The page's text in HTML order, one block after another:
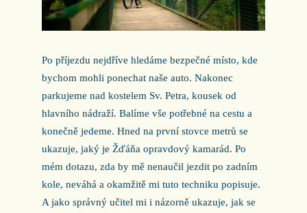
Po příjezdu nejdříve hledáme bezpečné místo, kde
bychom mohli ponechat naše auto. Nakonec
parkujeme nad kostelem Sv. Petra, kousek od
hlavního nádraží. Balíme vše potřebné na cestu a
konečně jedeme. Hned na první stovce metrů se
ukazuje, jaký je Žďáňa opravdový kamarád. Po
mém dotazu, zda by mě nenaučil jezdit po zadním
kole, neváhá a okamžitě mi tuto techniku popisuje.
A jako správný učitel mi i názorně ukazuje, jak se